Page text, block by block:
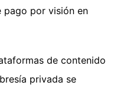
pago por visión en
de contenido
privada se